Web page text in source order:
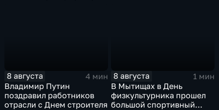
8 августа
4 мин
Владимир Путин
поздравил работников
отрасли с Днем строителя
8 августа
1 мин
В Мытищах в День
физкультурника прошел
большой спортивный